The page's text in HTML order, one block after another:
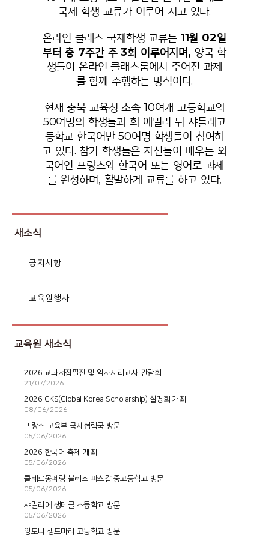
국제 학생 교류가 이루어 지고 있다.
온라인 클래스 국제학생 교류는 11월 02일
부터 총 7주간 주 3회 이루어지며, 양국 학
생들이 온라인 클래스룸에서 주어진 과제
를 함께 수행하는 방식이다.
현재 충북 교육청 소속 10여개 고등학교의
50여명의 학생들과 희 에밀리 뒤 샤틀레고
등학교 한국어반 50여명 학생들이 참여하
고 있다. 참가 학생들은 자신들이 배우는 외
국어인 프랑스와 한국어 또는 영어로 과제
를 완성하며, 활발하게 교류를 하고 있다,
새소식
공지사항
교육원행사
교육원 새소식
2026 교과서집필진 및 역사지리교사 간담회
21/07/2026
2026 GKS(Global Korea Scholarship) 설명회 개최
08/06/2026
프랑스 교육부 국제협력국 방문
05/06/2026
2026 한국어 축제 개최
05/06/2026
클레르몽페랑 블레즈 파스칼 중고등학교 방문
05/06/2026
샤말리에 생테클 초등학교 방문
05/06/2026
앙토니 생트마리 고등학교 방문